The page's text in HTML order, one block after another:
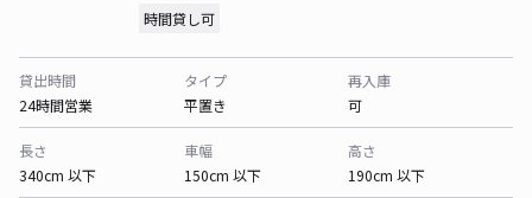
時間貸し可
貸出時間
24時間営業
タイプ
平置き
再入庫
可
長さ
340cm 以下
車幅
150cm 以下
高さ
190cm 以下